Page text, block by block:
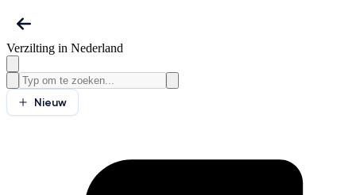
Verzilting in Nederland
Nieuw